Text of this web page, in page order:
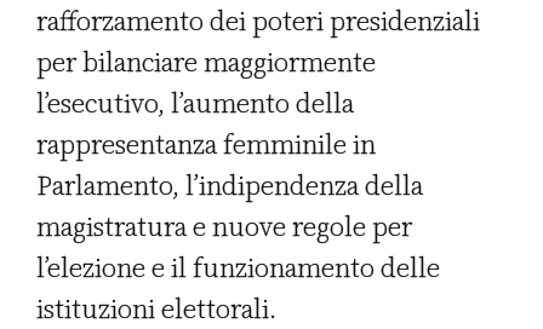
rafforzamento dei poteri presidenziali
per bilanciare maggiormente
l’esecutivo, l’aumento della
rappresentanza femminile in
Parlamento, l’indipendenza della
magistratura e nuove regole per
l’elezione e il funzionamento delle
istituzioni elettorali.